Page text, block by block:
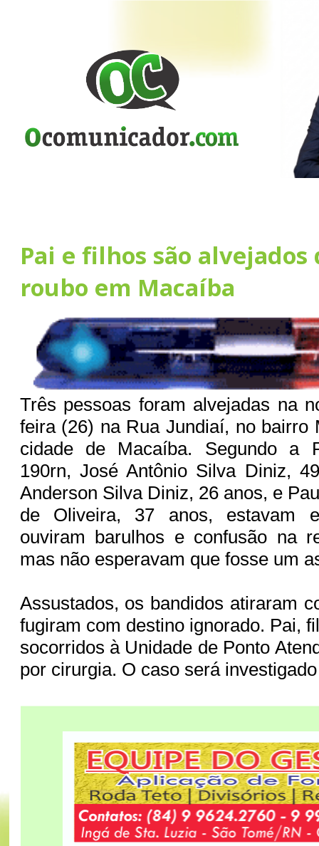
Pai e filhos são
roubo em Macaíba
Três pessoas foram alvejadas na
feira (26) na Rua Jundiaí, no bairro
cidade de Macaíba. Segundo a
190rn, José Antônio Silva Diniz,
Anderson Silva Diniz, 26 anos, e
de Oliveira, 37 anos, estavam
ouviram barulhos e confusão na
mas não esperavam que fosse um
Assustados, os bandidos atiraram
fugiram com destino ignorado. Pai,
socorridos à Unidade de Ponto
por cirurgia. O caso será